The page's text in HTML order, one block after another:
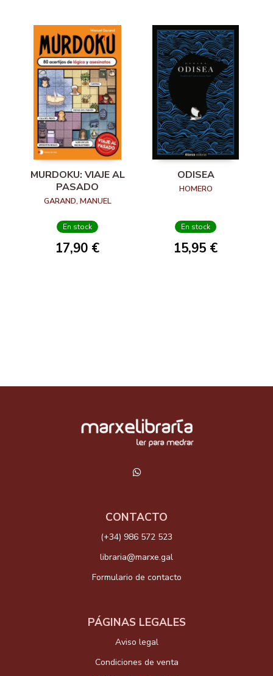
MURDOKU: VIAJE AL
PASADO
GARAND, MANUEL
En stock
17,90 €
ODISEA
HOMERO
En stock
15,95 €
CONTACTO
(+34) 986 572 523
libraria@marxe.gal
Formulario de contacto
PÁGINAS LEGALES
Aviso legal
Condiciones de venta